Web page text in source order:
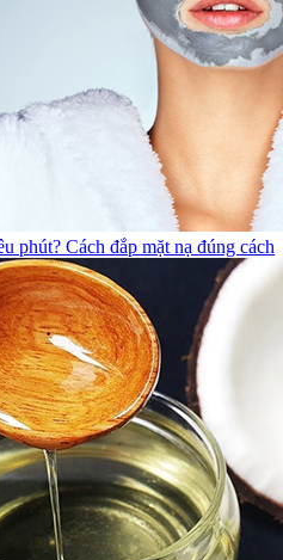
phút? Cách đắp mặt nạ đúng cách